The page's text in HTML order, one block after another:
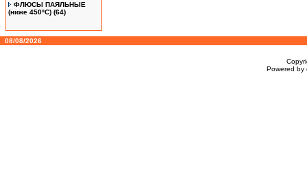
ФЛЮСЫ ПАЯЛЬНЫЕ
(ниже 450ºC) (64)
08/08/2026
Powered by